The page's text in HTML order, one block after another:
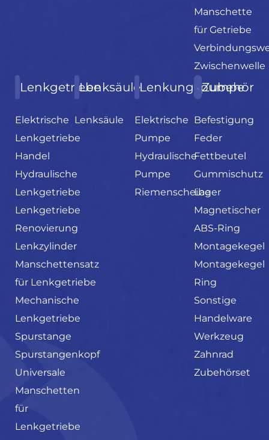
Manschette
für Getriebe
Zwischenwelle
Lenkgetriebe
Elektrische
Lenkgetriebe
Handel
Hydraulische
Lenkgetriebe
Lenkgetriebe
Renovierung
Lenkzylinder
Manschettensatz
für Lenkgetriebe
Mechanische
Lenkgetriebe
Spurstange
Spurstangenkopf
Universale
Manschetten
für
Lenkgetriebe
Lenksäule
Lenksäule
Lenkungspumpe
Elektrische
Pumpe
Hydraulische
Pumpe
Riemenscheibe
Zubehör
Befestigung
Feder
Fettbeutel
Gummischutz
Lager
Magnetischer
ABS-Ring
Montagekegel
Montagekegel
Ring
Sonstige
Handelware
Werkzeug
Zahnrad
Zubehörset